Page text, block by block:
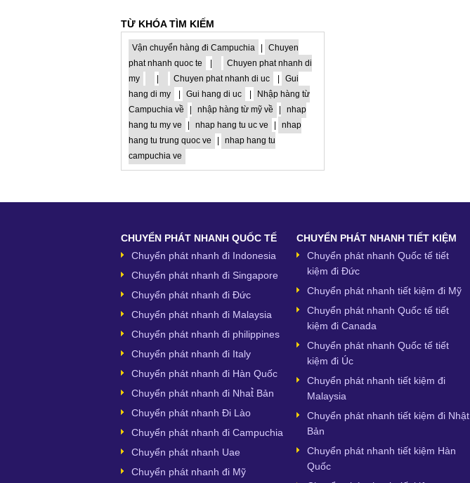
TỪ KHÓA TÌM KIẾM
Vận chuyển hàng đi Campuchia |
Chuyen
phat nhanh quoc te
|
Chuyen phat nhanh di
my
| Chuyen phat nhanh di uc |
Gui
hang di my
| Gui hang di uc |
Nhập hàng từ
Campuchia về
| nhập hàng từ mỹ về |
nhap
hang tu my ve
| nhap hang tu uc ve |
nhap
hang tu trung quoc ve
|
nhap hang tu
campuchia ve
CHUYỂN PHÁT NHANH QUỐC TẾ
Chuyển phát nhanh đi Indonesia
Chuyển phát nhanh đi Singapore
Chuyển phát nhanh đi Đức
Chuyển phát nhanh đi Malaysia
Chuyển phát nhanh đi philippines
Chuyển phát nhanh đi Italy
Chuyển phát nhanh đi Hàn Quốc
Chuyển phát nhanh đi Nhat̉̀ Bản
Chuyển phát nhanh Đi Lào
Chuyển phát nhanh đi Campuchia
Chuyển phát nhanh Uae
Chuyển phát nhanh đi Mỹ
CHUYỂN PHÁT NHANH TIẾT KIỆM
Chuyển phát nhanh Quốc tế tiết
kiệm đi Đức
Chuyển phát nhanh tiết kiệm đi Mỹ
Chuyển phát nhanh Quốc tế tiết
kiệm đi Canada
Chuyển phát nhanh Quốc tế tiết
kiệm đi Úc
Chuyển phát nhanh tiết kiệm đi
Malaysia
Chuyển phát nhanh tiết kiệm đi Nhật
Bản
Chuyển phát nhanh tiết kiệm Hàn
Quốc